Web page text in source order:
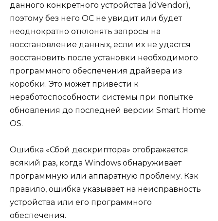
данного конкретного устройства (idVendor),
поэтому без него ОС не увидит или будет
неоднократно отклонять запросы на
восстановление данных, если их не удастся
восстановить после установки необходимого
программного обеспечения драйвера из
коробки. Это может привести к
неработоспособности системы при попытке
обновления до последней версии Smart Home
OS.
Ошибка «Сбой дескриптора» отображается
всякий раз, когда Windows обнаруживает
программную или аппаратную проблему. Как
правило, ошибка указывает на неисправность
устройства или его программного
обеспечения.